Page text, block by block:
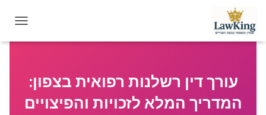
O
עורך דין רשלנות רפואית בצפון:
המדריך המלא לזכויות והפיצויים